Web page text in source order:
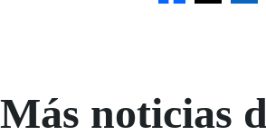
Más noticias